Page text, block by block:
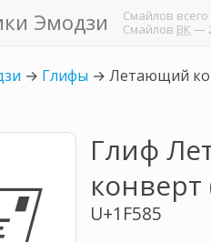
Эмодзи Смайлов всего
Смайлов ВК —
→ Глифы → Летающий
Глиф
U+1F585